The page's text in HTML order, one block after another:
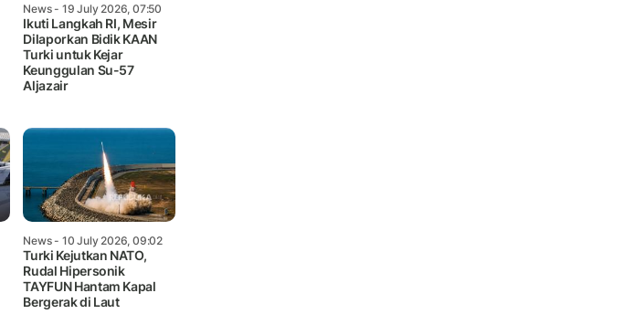
News- 19 July 2026, 07:50
Ikuti Langkah RI, Mesir
Dilaporkan Bidik KAAN
Turki untuk Kejar
Keunggulan Su-57
Aljazair
News- 10 July 2026, 09:02
Turki Kejutkan NATO,
Rudal Hipersonik
TAYFUN Hantam Kapal
Bergerak di Laut